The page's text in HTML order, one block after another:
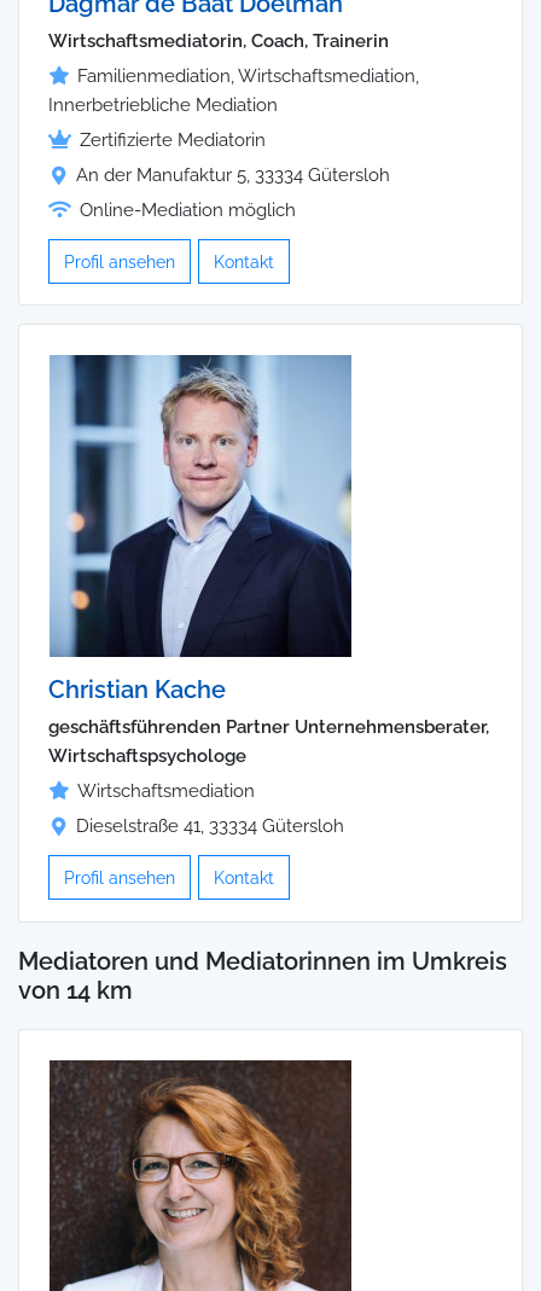
Wirtschaftsmediatorin, Coach, Trainerin
Familienmediation, Wirtschaftsmediation,
Innerbetriebliche Mediation
Zertifizierte Mediatorin
An der Manufaktur 5, 33334 Gütersloh
Online-Mediation möglich
Profil ansehen Kontakt
Christian Kache
geschäftsführenden Partner Unternehmensberater,
Wirtschaftspsychologe
Wirtschaftsmediation
Dieselstraße 41, 33334 Gütersloh
Profil ansehen Kontakt
Mediatoren und Mediatorinnen im Umkreis
von 14 km